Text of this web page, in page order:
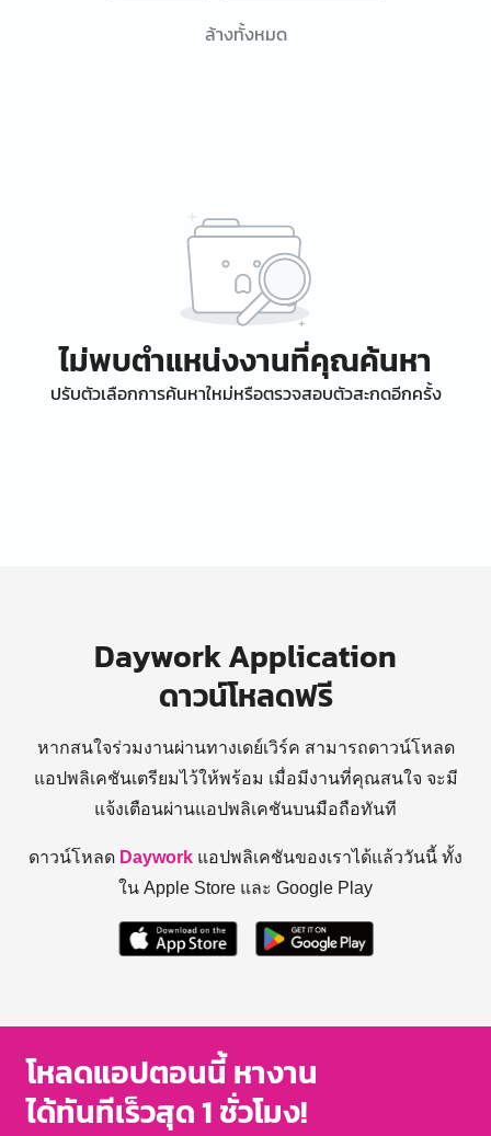
ล้างทั้งหมด
ไม่พบตำแหน่งงานที่คุณค้นหา
ปรับตัวเลือกการค้นหาใหม่หรือตรวจสอบตัวสะกดอีกครั้ง
Daywork Application
ดาวน์โหลดฟรี
หากสนใจร่วมงานผ่านทางเดย์เวิร์ค สามารถดาวน์โหลด
แอปพลิเคชันเตรียมไว้ให้พร้อม เมื่อมีงานที่คุณสนใจ จะมี
แจ้งเตือนผ่านแอปพลิเคชันบนมือถือทันที
ดาวน์โหลด Daywork แอปพลิเคชันของเราได้แล้ววันนี้ ทั้ง
ใน Apple Store และ Google Play
โหลดแอปตอนนี้ หางาน
ได้ทันทีเร็วสุด 1 ชั่วโมง!